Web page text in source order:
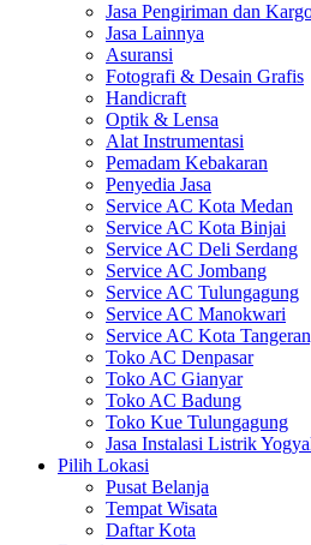
Jasa Pengiriman dan
Jasa Lainnya
Asuransi
Fotografi & Desain Grafis
Handicraft
Optik & Lensa
Alat Instrumentasi
Pemadam Kebakaran
Penyedia Jasa
Service AC Kota Medan
Service AC Kota Binjai
Service AC Deli Serdang
Service AC Jombang
Service AC Tulungagung
Service AC Manokwari
Service AC Kota
Toko AC Denpasar
Toko AC Gianyar
Toko AC Badung
Toko Kue Tulungagung
Jasa Instalasi Listrik
Pilih Lokasi
Pusat Belanja
Tempat Wisata
Daftar Kota